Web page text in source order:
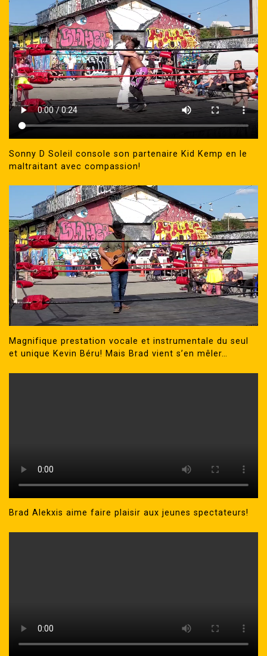
Sonny D Soleil console son partenaire Kid Kemp en le
maltraitant avec compassion!
Magnifique prestation vocale et instrumentale du seul
et unique Kevin Béru! Mais Brad vient s’en mêler…
Brad Alekxis aime faire plaisir aux jeunes spectateurs!